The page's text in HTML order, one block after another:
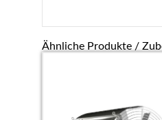
Ähnliche Produkte /